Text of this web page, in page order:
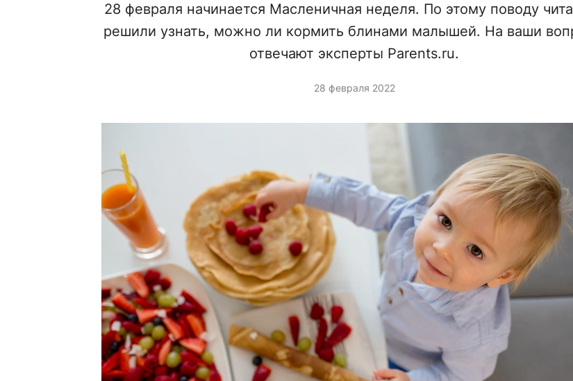
28 февраля начинается Масленичная неделя. По этому поводу
решили узнать, можно ли кормить блинами малышей. На ваши
отвечают эксперты Parents.ru.
28 февраля 2022